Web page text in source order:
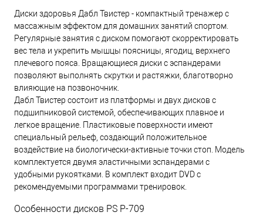
Диски здоровья Дабл Твистер - компактный тренажер с
массажным эффектом для домашних занятий спортом.
Регулярные занятия с диском помогают скорректировать
вес тела и укрепить мышцы поясницы, ягодиц, верхнего
плечевого пояса. Вращающиеся диски с эспандерами
позволяют выполнять скрутки и растяжки, благотворно
влияющие на позвоночник.
Дабл Твистер состоит из платформы и двух дисков с
подшипниковой системой, обеспечивающих плавное и
легкое вращение. Пластиковые поверхности имеют
специальный рельеф, создающий положительное
воздействие на биологически-активные точки стоп. Модель
комплектуется двумя эластичными эспандерами с
удобными рукоятками. В комплект входит DVD с
рекомендуемыми программами тренировок.
Особенности дисков PS P-709